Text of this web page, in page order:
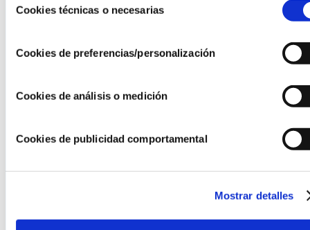
deCookies técnicas o necesarias
Cookies de preferencias/personalización
Cookies de análisis o medición
Cookies de publicidad comportamental
Mostrar detalles
La AEF
Fundaciones Asociadas